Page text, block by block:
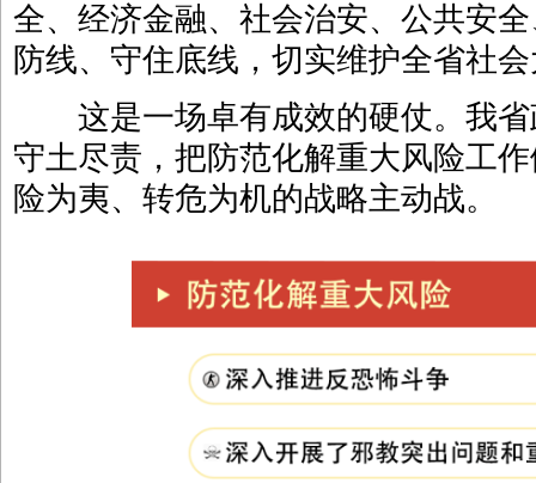
全、经济金融、社会治安、公共安
防线、守住底线，切实维护全省社
这是一场卓有成效的硬仗。我省
守土尽责，把防范化解重大风险工
险为夷、转危为机的战略主动战。